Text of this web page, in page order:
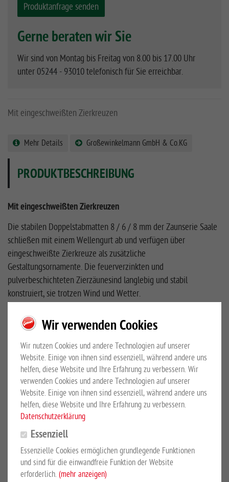
Produktanfrage senden
Gerne beraten wir Sie
Wir sind von Montag bis Freitag von 8.00 bis 17.00 Uhr
unter 05244 - 93010telefonisch für Sie erreichbar.
Mit eingeschweißten Zierkreuzen
Mehr Details Großewinkelmann GmbH & Co.KG
PRODUKTBESCHREIBUNG
Mit eingeschweißten Zierkreuzen
Die stabilen Doppelstabmatten 8 / 6 / 8 mm der Zaunserie Saale
schließen mit einem Wellengurt ab und verfügen über
eingeschweißte Zierkreuze als zusätzliche
Gestaltungsornamente. Die feuerverzinkten und
pulverbeschichteten Zierzäunesind langlebig und stabil
konstruiert, sie trotzen Wind und Wetter.
Das Zierzaun-Modell Saale ist auch als Drehflügeltor und als
freitragendes Schiebetor erhältlich. Unsere Ziergitter-Toranlagen
werden passend und preisgleich für alle Zierzaun-Modelle
gefertigt. Bei den Abmessungen richten wir uns nach Ihren
örtlichen Gegebenheiten. Grundsätzlich können alle Tore mit
einem elektrischen Antrieb, Briefkasten und anderen
Komponenten nach Kundenwunsch versehen werden. Alle
Toranlagen werden feuerverzinkt und pulverbeschichtet.
eine Beschichtung in einer Sonderfarbe Ihrer Wahl. Sie wollen
Ihrem Grundstück einen besonderen Ausdruck verleihen? Dann
suchen Sie sich ganz einfach Ihren Wunschfarbton aus der RAL-
Palette aus.
Wir verwenden Cookies
Wir nutzen Cookies und andere Technologien auf unserer
Website. Einige von ihnen sind essenziell, während andere uns
helfen, diese Website und Ihre Erfahrung zu verbessern. Wir
verwenden Cookies und andere Technologien auf unserer
Website. Einige von ihnen sind essenziell, während andere uns
helfen, diese Website und Ihre Erfahrung zu verbessern.
Datenschutzerklärung
Essenziell
Essenzielle Cookies ermöglichen grundlegende Funktionen
und sind für die einwandfreie Funktion der Website
erforderlich. (mehr anzeigen)